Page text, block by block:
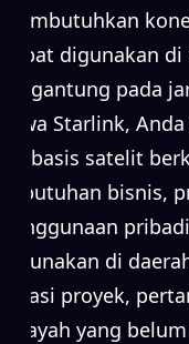
membutuhkan
dapat digunakan
bergantung pada
sewa Starlink,
berbasis satelit
kebutuhan bisnis,
penggunaan
digunakan di
lokasi proyek,
wilayah yang